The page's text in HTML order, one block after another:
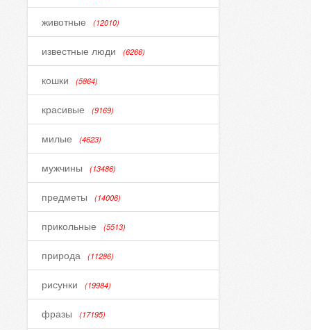
животные (12010)
известные люди (6266)
кошки (5864)
красивые (9169)
милые (4623)
мужчины (13486)
предметы (14006)
прикольные (5513)
природа (11286)
рисунки (19984)
фразы (17195)